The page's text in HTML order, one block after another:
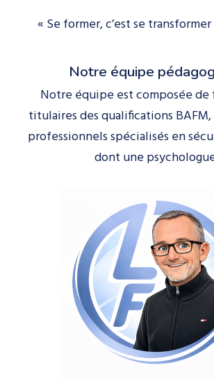
« Se former, c’est se transformer
Notre équipe
Notre équipe est composée de
titulaires des qualifications BAFM,
professionnels spécialisés en
dont une